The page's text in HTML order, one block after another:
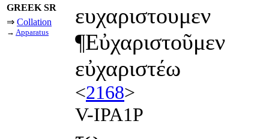
GREEK SR
⇒ Collation
→ Apparatus
ευχαριστουμεν
¶Εὐχαριστοῦμεν
εὐχαριστέω
<2168>
V-IPA1P